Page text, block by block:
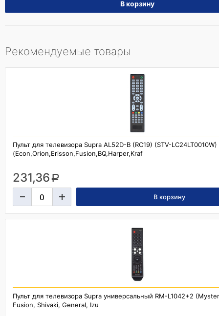
Рекомендуемые товары
Пульт для телевизора Supra AL52D-B (RC19) (STV-LC24LT0010W)
(Econ,Orion,Erisson,Fusion,BQ,Harper,Kraf
231,36 a
Пульт для телевизора Supra универсальный RM-L1042+2
Fusion, Shivaki, General, Izu